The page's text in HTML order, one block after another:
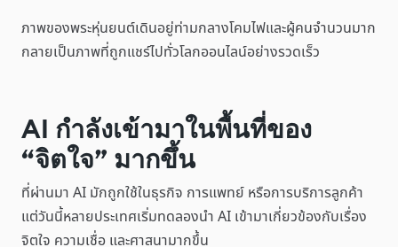
ภาพของพระหุ่นยนต์เดินอยู่ท่ามกลางโคมไฟและผู้คนจำนวนมาก
กลายเป็นภาพที่ถูกแชร์ไปทั่วโลกออนไลน์อย่างรวดเร็ว
AI กำลังเข้ามาในพื้นที่ของ
“จิตใจ” มากขึ้น
ที่ผ่านมา AI มักถูกใช้ในธุรกิจ การแพทย์ หรือการบริการลูกค้า
แต่วันนี้หลายประเทศเริ่มทดลองนำ AI เข้ามาเกี่ยวข้องกับเรื่อง
จิตใจ ความเชื่อ และศาสนามากขึ้น